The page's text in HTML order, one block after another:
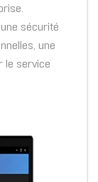
sécurité
une
le service